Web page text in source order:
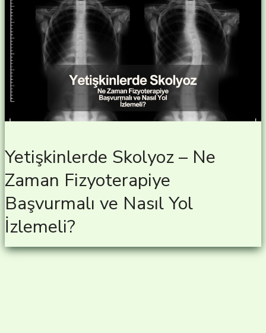
Yetişkinlerde Skolyoz – Ne
Zaman Fizyoterapiye
Başvurmalı ve Nasıl Yol
İzlemeli?